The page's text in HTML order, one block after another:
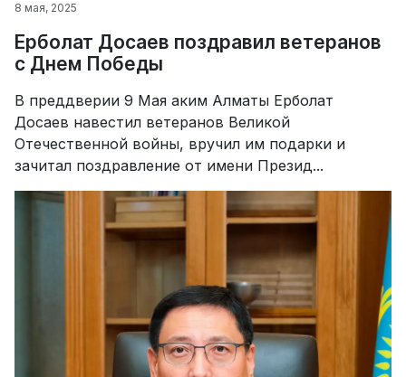
8 мая, 2025
Ерболат Досаев поздравил ветеранов
с Днем Победы
В преддверии 9 Мая аким Алматы Ерболат
Досаев навестил ветеранов Великой
Отечественной войны, вручил им подарки и
зачитал поздравление от имени Презид...